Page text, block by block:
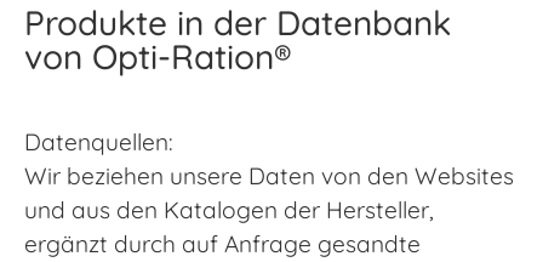
Produkte in der Datenbank
von Opti-Ration®
Datenquellen:
Wir beziehen unsere Daten von den Websites
und aus den Katalogen der Hersteller,
ergänzt durch auf Anfrage gesandte